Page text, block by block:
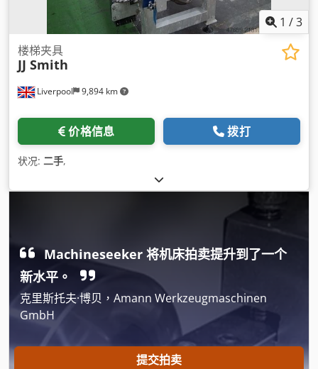
1 /3
Liverpool 9,894 km
楼梯夹具
JJ Smith
价格信息 拨打
状况: 二手,
Machineseeker 将机床拍卖提升到了一个
新水平。
克里斯托夫·博贝，Amann Werkzeugmaschinen
GmbH
提交拍卖